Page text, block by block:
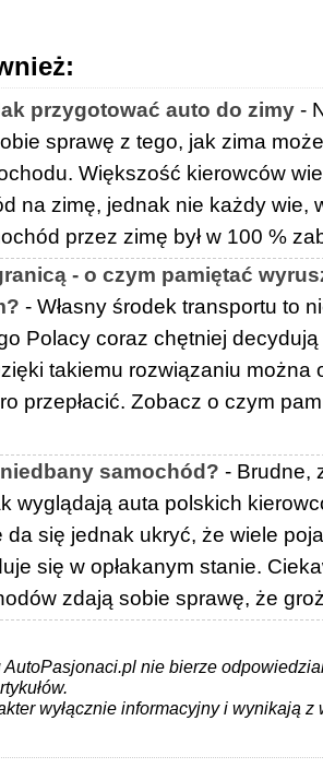
przygotować auto do zimy -
sprawę z tego, jak zima
Większość kierowców
na zimę, jednak nie każdy wie,
przez zimę był w 100 %
- o czym pamiętać
- Własny środek transportu to
Polacy coraz chętniej decydują
takiemu rozwiązaniu można
przepłacić. Zobacz o czym
samochód? - Brudne,
wyglądają auta polskich
da się jednak ukryć, że wiele
się w opłakanym stanie.
zdają sobie sprawę, że
nie bierze
wyłącznie informacyjny i wynikają